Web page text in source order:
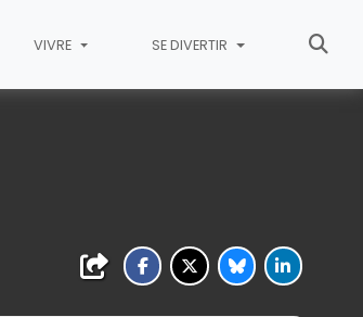
VIVRE SE DIVERTIR